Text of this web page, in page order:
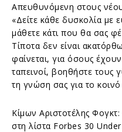
Απευθυνόμενη στους
«Δείτε κάθε δυσκολία με
μάθετε κάτι που θα σας
Τίποτα δεν είναι
φαίνεται, για όσους
ταπεινοί, βοηθήστε τους
τη γνώση σας για το
Κίμων Αριστοτέλης
στη λίστα Forbes 30